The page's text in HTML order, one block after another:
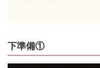
下準備①